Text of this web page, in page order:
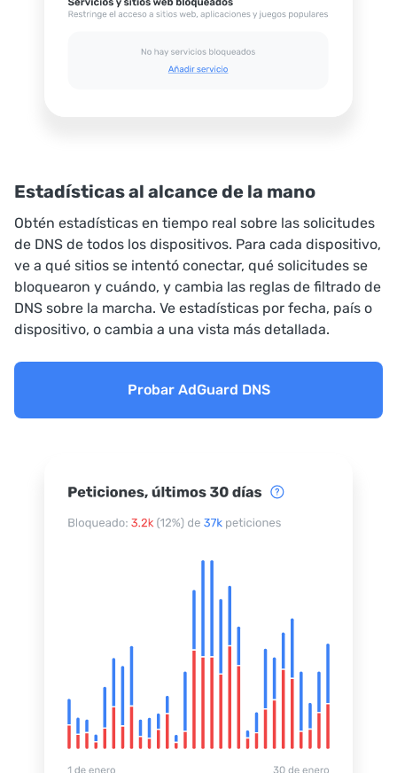
Estadísticas al alcance de la mano
Obtén estadísticas en tiempo real sobre las solicitudes
de DNS de todos los dispositivos. Para cada dispositivo,
ve a qué sitios se intentó conectar, qué solicitudes se
bloquearon y cuándo, y cambia las reglas de filtrado de
DNS sobre la marcha. Ve estadísticas por fecha, país o
dispositivo, o cambia a una vista más detallada.
Probar AdGuard DNS